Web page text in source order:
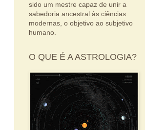
sido um mestre capaz de unir a
sabedoria ancestral às ciências
modernas, o objetivo ao subjetivo
humano.
O QUE É A ASTROLOGIA?